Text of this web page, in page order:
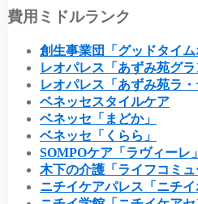
費用ミドルランク
創生事業団「グッドタイム
レオパレス「あずみ苑グラ
レオパレス「あずみ苑ラ・
ベネッセスタイルケア
ベネッセ「まどか」
ベネッセ「くらら」
SOMPOケア「ラヴィーレ」
木下の介護「ライフコミュ
ニチイケアパレス「ニチイ